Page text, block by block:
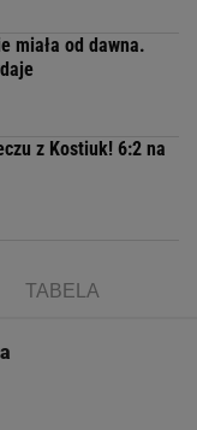
miała od dawna.
z Kostiuk! 6:2 na
TABELA